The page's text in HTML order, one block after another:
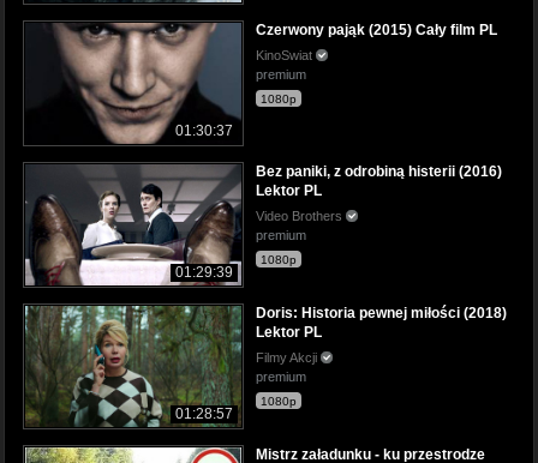
01:30:37
Czerwony pająk (2015) Cały film PL
KinoSwiat
premium
1080p
01:29:39
Bez paniki, z odrobiną histerii (2016)
Lektor PL
Video Brothers
premium
1080p
01:28:57
Doris: Historia pewnej miłości (2018)
Lektor PL
Filmy Akcji
premium
1080p
Mistrz załadunku - ku przestrodze